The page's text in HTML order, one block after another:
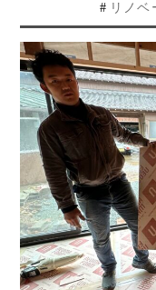
# リノベ